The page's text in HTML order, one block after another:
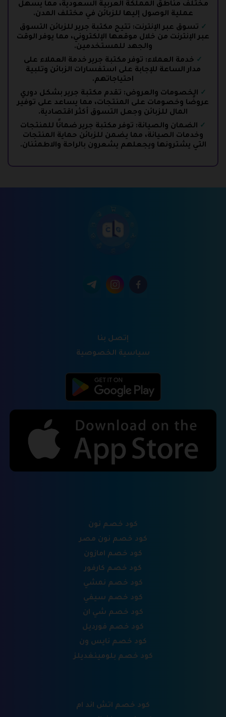
مختلف مناطق المملكة العربية السعودية، مما يسهل
عملية الوصول إليها للزبائن في مختلف المدن.
تسوق عبر الإنترنت: تتيح مكتبة جرير للزبائن التسوق
عبر الإنترنت من خلال موقعها الإلكتروني، مما يوفر الوقت
والجهد للمستخدمين.
خدمة العملاء: توفر مكتبة جرير خدمة العملاء على
مدار الساعة للإجابة على استفسارات الزبائن وتلبية
احتياجاتهم.
الخصومات والعروض: تقدم مكتبة جرير بشكل دوري
عروضًا وخصومات على المنتجات، مما يساعد على توفير
المال للزبائن وجعل التسوق أكثر اقتصادية.
الضمان والصيانة: توفر مكتبة جرير ضمانًا للمنتجات
وخدمات الصيانة، مما يضمن للزبائن حماية المنتجات
التي يشترونها ويجعلهم يشعرون بالراحة والاطمئنان.
إتصل بنا
سياسية الخصوصية
كود خصم نون
كود خصم نون مصر
كود خصم امازون
كود خصم كارفور
كود خصم نمشي
كود خصم سيفي
كود خصم شي ان
كود خصم فورديل
كود خصم نايس ون
كود خصم بلومينغديلز
كود خصم اتش اند ام